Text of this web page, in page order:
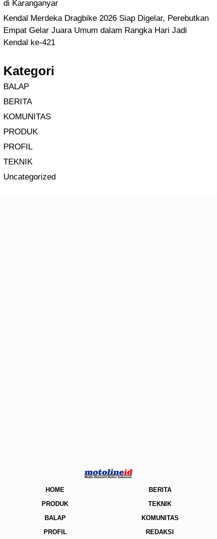
di Karanganyar
Kendal Merdeka Dragbike 2026 Siap Digelar, Perebutkan
Empat Gelar Juara Umum dalam Rangka Hari Jadi
Kendal ke-421
Kategori
BALAP
BERITA
KOMUNITAS
PRODUK
PROFIL
TEKNIK
Uncategorized
HOME
BERITA
PRODUK
TEKNIK
BALAP
KOMUNITAS
PROFIL
REDAKSI